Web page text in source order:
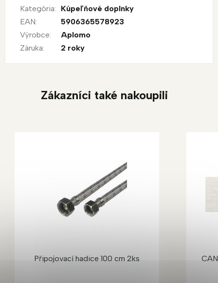
Kategória:
Kúpeľňové doplnky
EAN:
5906365578923
Výrobce:
Aplomo
Záruka: 2 roky
Zákazníci také nakoupili
Připojovací hadice 100 cm 2ks